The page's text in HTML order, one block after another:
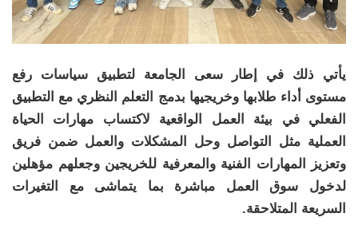
يأتي ذلك في إطار سعى الجامعة لتطبيق سياسات رفع
مستوى أداء طلابها وخريجيها بدمج التعلم النظري مع التطبيق
الفعلي في بيئة العمل الواقعية لاكتساب مهارات الحياة
العملية مثل التواصل وحل المشكلات والعمل ضمن فريق
وتعزيز المهارات الفنية والمعرفية للخريجين وجعلهم مؤهلين
لدخول سوق العمل مباشرة بما يتماشى مع التغيرات
السريعة المتلاحقة.